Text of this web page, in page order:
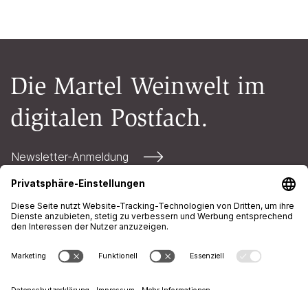
Die Martel Weinwelt im
digitalen Postfach.
Newsletter-Anmeldung
Kontakt
AGB